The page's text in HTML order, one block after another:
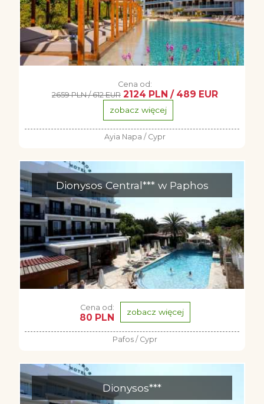
Cena od:
2659 PLN / 612 EUR 2124 PLN / 489 EUR
zobacz więcej
Ayia Napa / Cypr
Dionysos Central*** w Paphos
Cena od:
80 PLN zobacz więcej
Pafos / Cypr
Dionysos***